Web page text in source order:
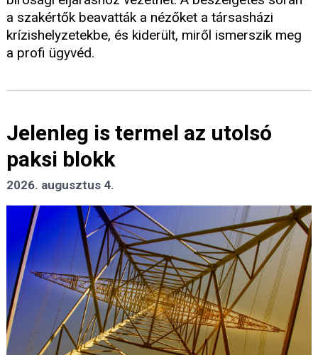
a szakértők beavatták a nézőket a társasházi
krízishelyzetekbe, és kiderült, miről ismerszik meg
a profi ügyvéd.
Jelenleg is termel az utolsó
paksi blokk
2026. augusztus 4.